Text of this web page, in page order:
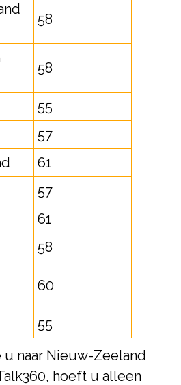
58
58
55
57
61
57
61
58
60
55
naar Nieuw-Zeeland
hoeft u alleen